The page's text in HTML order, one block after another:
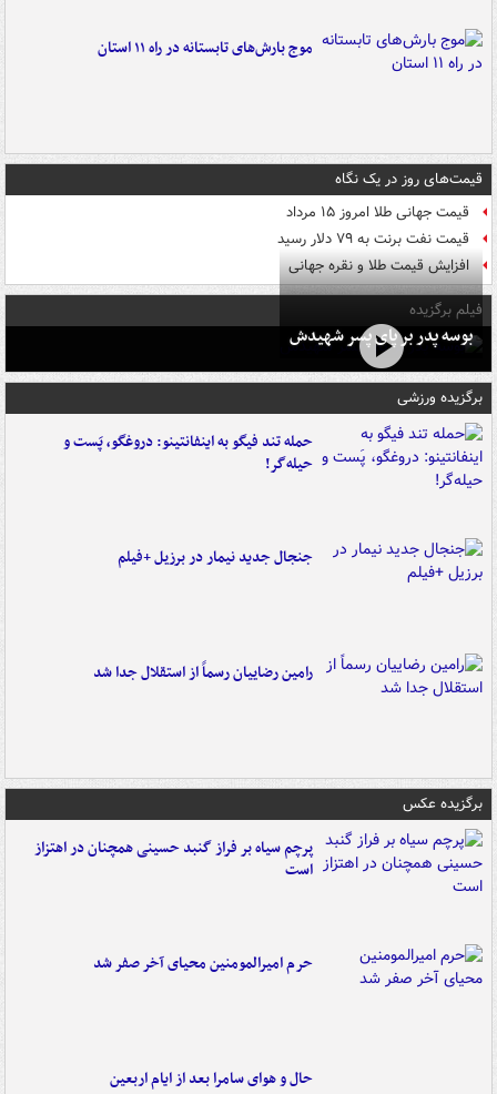
موج بارش‌های تابستانه در راه ۱۱ استان
قیمت‌های روز در یک نگاه
قیمت جهانی طلا امروز ۱۵ مرداد
قیمت نفت برنت به ۷۹ دلار رسید
افزایش قیمت طلا و نقره جهانی
فیلم برگزیده
بوسه‌ پدر بر پای پسر شهیدش
برگزیده ورزشی
حمله تند فیگو به اینفانتینو: دروغگو، پَست‌ و
حیله‌گر!
جنجال جدید نیمار در برزیل +فیلم
رامین رضاییان رسماً از استقلال جدا شد
برگزیده عکس
پرچم سیاه بر فراز گنبد حسینی همچنان در اهتزاز
است
حرم امیرالمومنین محیای آخر صفر شد
حال و هوای سامرا بعد از ایام اربعین